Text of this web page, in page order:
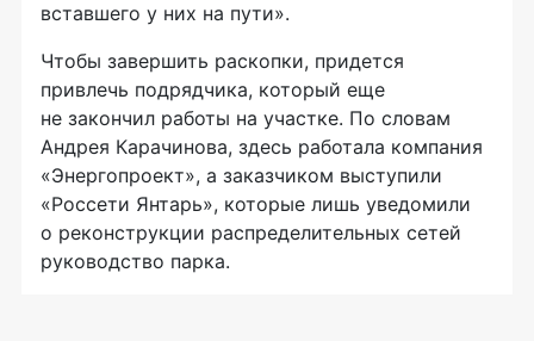
вставшего у них на пути».
Чтобы завершить раскопки, придется
привлечь подрядчика, который еще
не закончил работы на участке. По словам
Андрея Карачинова, здесь работала компания
«Энергопроект», а заказчиком выступили
«Россети Янтарь», которые лишь уведомили
о реконструкции распределительных сетей
руководство парка.